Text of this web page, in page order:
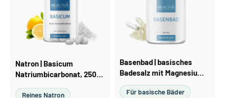
Natron | Basicum
Natriumbicarbonat, 250
Reines Natron
Basenbad | basisches
Badesalz mit Magnesium
& Edelsteinen, 100 bis
2200 ml
Für basische Bäder